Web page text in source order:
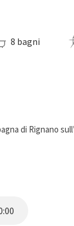
8 bagni
di Rignano
nella